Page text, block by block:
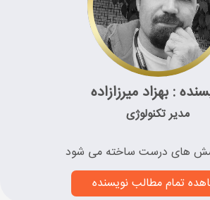
: بهزاد میرزازاده
مدیر تکنولوژی
های درست ساخته می شود
تمام مطالب نویسنده